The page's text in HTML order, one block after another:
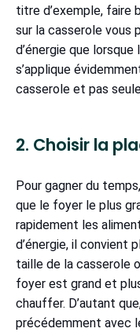
titre d’exemple, faire
sur la casserole vous
d’énergie que lorsque
s’applique
casserole et pas
2. Choisir la
Pour gagner du
que le foyer le plus
rapidement les
d’énergie, il convient
taille de la casserole
foyer est grand et
chauffer. D’autant
précédemment avec